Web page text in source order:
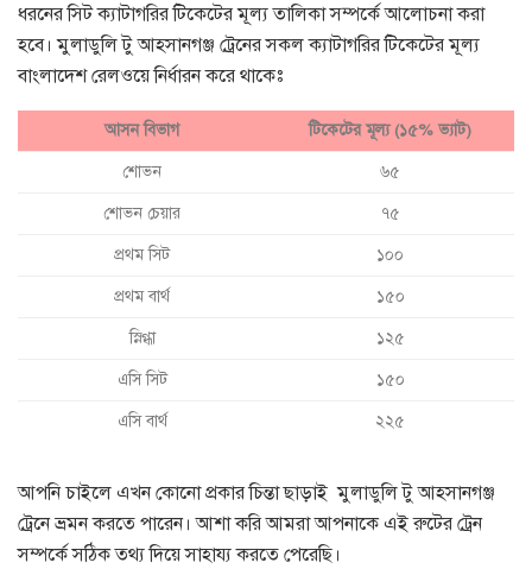
ধরনের সিট ক্যাটাগরির টিকেটের মূল্য তালিকা সম্পর্কে আলোচনা করা
হবে। মুলাডুলি টু আহসানগঞ্জ ট্রেনের সকল ক্যাটাগরির টিকেটের মূল্য
বাংলাদেশ রেলওয়ে নির্ধারন করে থাকেঃ
আসন বিভাগ টিকেটের মূল্য (১৫% ভ্যাট)
শোভন ৬৫
শোভন চেয়ার ৭৫
প্রথম সিট ১০০
প্রথম বার্থ ১৫০
স্নিগ্ধা ১২৫
এসি সিট ১৫০
এসি বার্থ ২২৫
আপনি চাইলে এখন কোনো প্রকার চিন্তা ছাড়াই মুলাডুলি টু আহসানগঞ্জ
ট্রেনে ভ্রমন করতে পারেন। আশা করি আমরা আপনাকে এই রুটের ট্রেন
সম্পর্কে সঠিক তথ্য দিয়ে সাহায্য করতে পেরেছি।